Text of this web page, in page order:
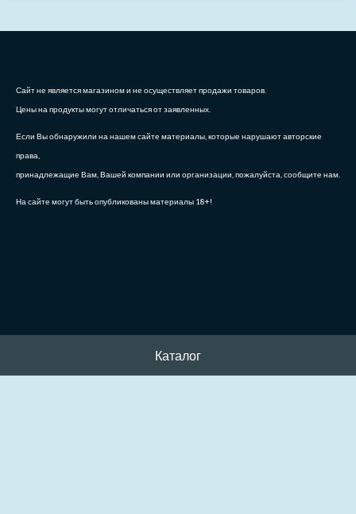
Сайт не является магазином и не осуществляет продажи товаров.
Цены на продукты могут отличаться от заявленных.
Если Вы обнаружили на нашем сайте материалы, которые нарушают авторские
права,
принадлежащие Вам, Вашей компании или организации, пожалуйста, сообщите нам.
На сайте могут быть опубликованы материалы 18+!
Каталог